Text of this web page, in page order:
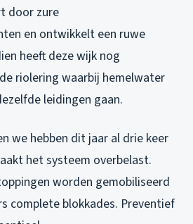
door zure
en ontwikkelt een ruwe
heeft deze wijk nog
riolering waarbij hemelwater
leidingen gaan.
we hebben dit jaar al drie keer
het systeem overbelast.
worden gemobiliseerd
complete blokkades. Preventief